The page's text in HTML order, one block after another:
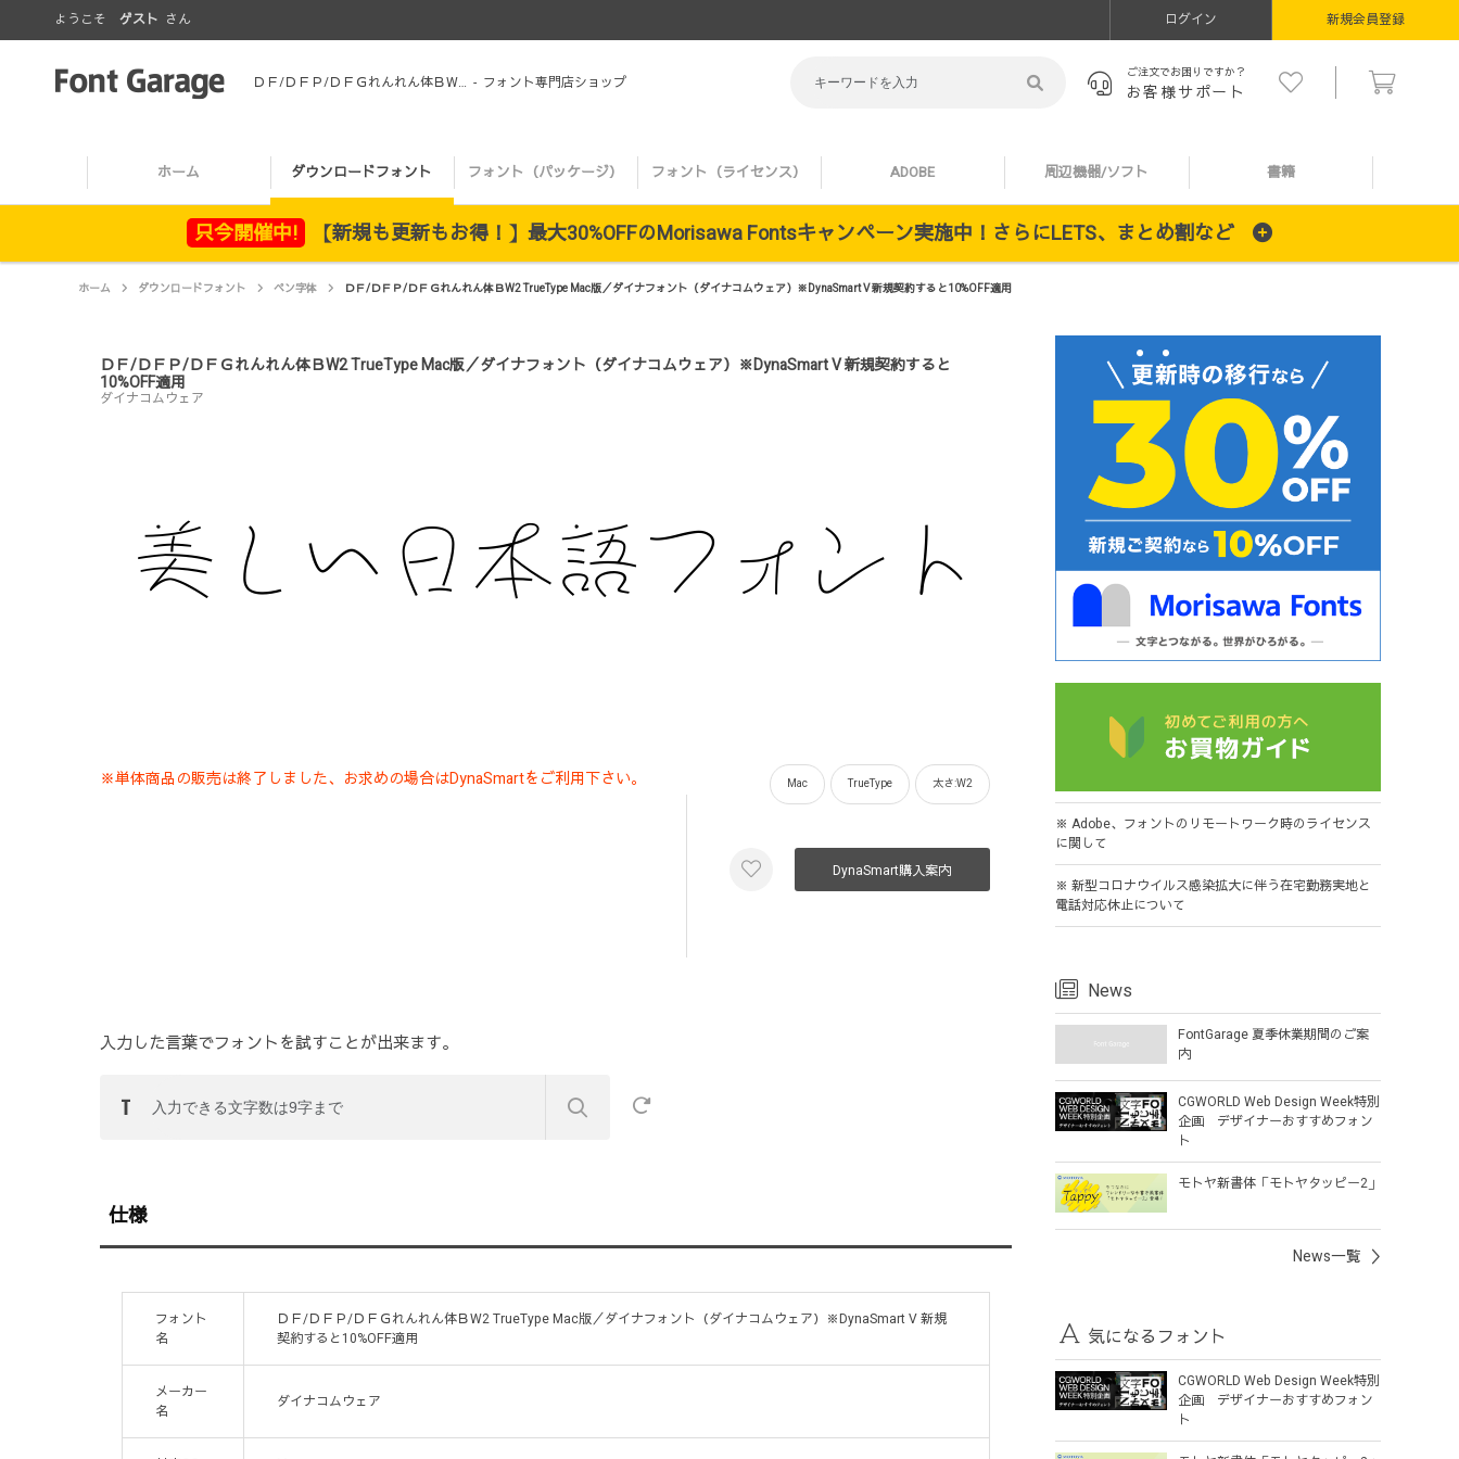
ようこそ ゲスト さん ログイン 新規会員登録
ＤＦ/ＤＦＰ/ＤＦＧれんれん体ＢW2 TrueType Mac版／ダイナフォント（ダイナコムウェア）※DynaSmart V 新規契約すると10%OFF適用 - フォント専門店ショップ ご注文でお困りですか？
お客様サポート
ホーム ダウンロードフォント フォント（パッケージ） フォント（ライセンス） ADOBE 周辺機器/ソフト 書籍
只今開催中! 【新規も更新もお得！】最大30%OFFのMorisawa Fontsキャンペーン実施中！さらにLETS、まとめ割など
ホーム ダウンロードフォント ペン字体 ＤＦ/ＤＦＰ/ＤＦＧれんれん体ＢW2 TrueType Mac版／ダイナフォント（ダイナコムウェア）※DynaSmart V 新規契約すると10%OFF適用
ＤＦ/ＤＦＰ/ＤＦＧれんれん体ＢW2 TrueType Mac版／ダイナフォント（ダイナコムウェア）※DynaSmart V 新規契約すると
10%OFF適用
ダイナコムウェア
※単体商品の販売は終了しました、お求めの場合はDynaSmartをご利用下さい。
入力した言葉でフォントを試すことが出来ます。
Mac TrueType 太さ:W2
DynaSmart購入案内
仕様
フォント
名
ＤＦ/ＤＦＰ/ＤＦＧれんれん体ＢW2 TrueType Mac版／ダイナフォント（ダイナコムウェア）※DynaSmart V 新規
契約すると10%OFF適用
メーカー
名
ダイナコムウェア
※ Adobe、フォントのリモートワーク時のライセンス
に関して
※ 新型コロナウイルス感染拡大に伴う在宅勤務実地と
電話対応休止について
News
FontGarage 夏季休業期間のご案
内
CGWORLD Web Design Week特別
企画 デザイナーおすすめフォン
ト
モトヤ新書体「モトヤタッピー2」
News一覧
気になるフォント
CGWORLD Web Design Week特別
企画 デザイナーおすすめフォン
ト